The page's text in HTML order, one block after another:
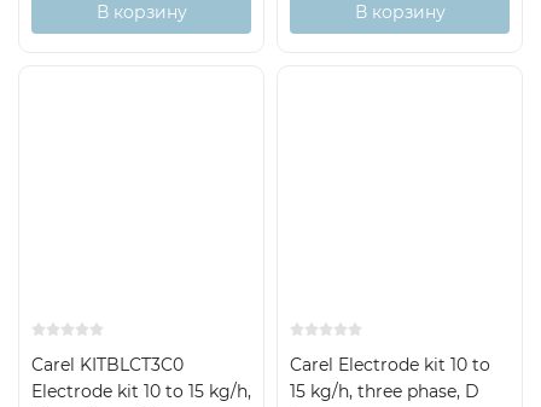
В корзину В корзину
Carel KITBLCT3C0
Electrode kit 10 to 15 kg/h,
Carel Electrode kit 10 to
15 kg/h, three phase, D